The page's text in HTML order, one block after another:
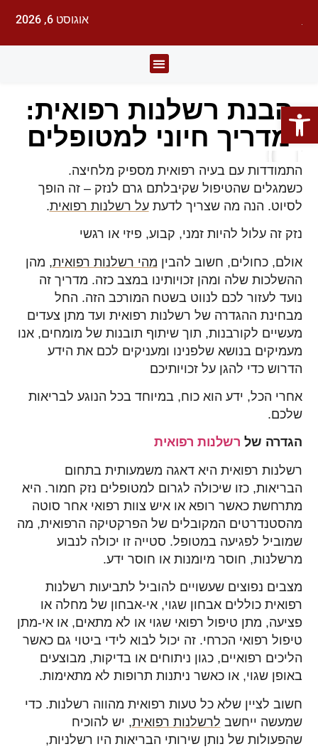
אוגוסט 6, 2026
הבנת רשלנות רפואית:
מדריך חיוני למטופלים
התמודדות עם בעיה רפואית מספיק מלחיצה.
כשמגלים שהטיפול שקיבלתם גרם לנזק – זה הופך
לסיוט. הנה מה שצריך לדעתעל רשלנות רפואית.
נזק זה עלול להיות זמני, קבוע, פיזי או רגשי
אולם, כחולים, חשוב להבין מהי רשלנות רפואית, מהן
ההשלכות שלה ומהן זכויותינו במצב כזה. מדריך זה
נועד לעזור לכם לנווט בשטח המורכב הזה. החל
מבחינת ההגדרה של רשלנות רפואית ועד מתן צעדים
מעשיים לקורבנות, תוך שיתוף תובנות של מומחים, אנו
מעמיקים בנושא שלפנינו ומעניקים לכם את הידע
הדרוש כדי להגן על זכויותיכם
אחרי הכל, ידע הוא כוח, במיוחד בכל הנוגע לבריאות
שלכם.
הגדרה של רשלנות רפואית
רשלנות רפואית היא דאגה משמעותית בתחום
הבריאות, כזו שיכולה לגרום למטופלים נזק חמור. היא
מתרחשת כאשר רופא או איש צוות רפואי אחר סוטה
מהסטנדרטים המקובלים של הפרקטיקה הרפואית, מה
שמוביל לפגיעה במטופל. סטייה זו יכולה לנבוע
מרשלנות, חוסר מיומנות או חוסר ידע.
מצבים נפוצים שעשויים להוביל לתביעות רשלנות
רפואית כוללים אבחון שגוי, אי-אבחון של מחלה או
פציעה, מתן טיפול רפואי שגוי או לא מתאים, או אי-מתן
טיפול רפואי הכרחי. זה יכול לבוא לידי ביטוי גם כאשר
הליכים רפואיים, כגון ניתוחים או בדיקות, מבוצעים
באופן שגוי, או כאשר ניתנות תרופות לא מתאימות.
חשוב לציין שלא כל טעות רפואית מהווה רשלנות. כדי
שמעשה ייחשב לרשלנות רפואית, יש להוכיח
שהפעולות של נותן שירותי הבריאות היו רשלניות,
פתח סרגל נגישות